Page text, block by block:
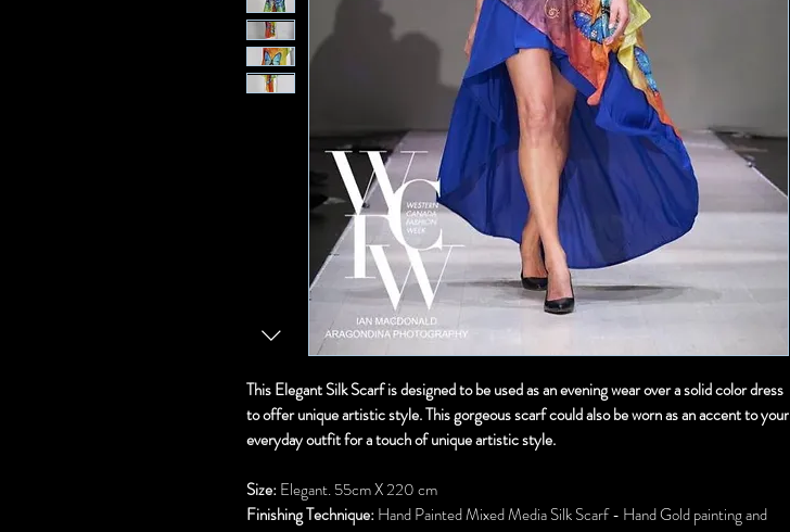
This Elegant Silk Scarf is designed to be used as an evening wear over a solid color dress
to offer unique artistic style. This gorgeous scarf could also be worn as an accent to your
everyday outfit for a touch of unique artistic style.
Size:Elegant. 55cm X 220 cm
Finishing Technique:Hand Painted Mixed Media Silk Scarf - Hand Gold painting and